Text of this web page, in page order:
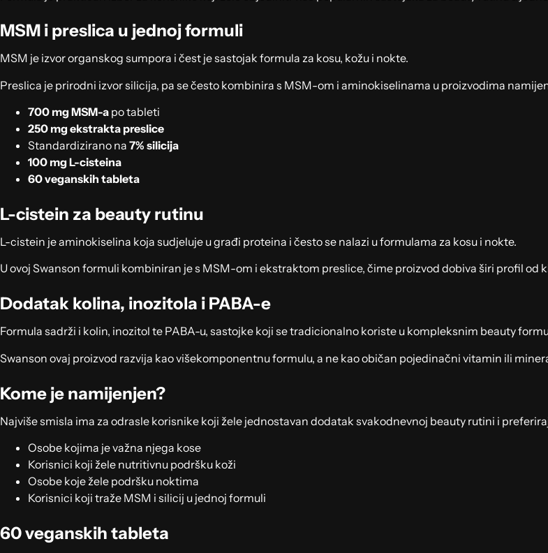
MSM i preslica u jednoj formuli
MSM je izvor organskog sumpora i čest je sastojak formula za kosu, kožu i nokte.
Preslica je prirodni izvor silicija, pa se često kombinira s MSM-om i aminokiselinama u proizvodima
700 mg MSM-a po tableti
250 mg ekstrakta preslice
Standardizirano na 7% silicija
100 mg L-cisteina
60 veganskih tableta
L-cistein za beauty rutinu
L-cistein je aminokiselina koja sudjeluje u građi proteina i često se nalazi u formulama za kosu i nokte.
U ovoj Swanson formuli kombiniran je s MSM-om i ekstraktom preslice, čime proizvod dobiva širi profil od
Dodatak kolina, inozitola i PABA-e
Formula sadrži i kolin, inozitol te PABA-u, sastojke koji se tradicionalno koriste u kompleksnim beauty
Swanson ovaj proizvod razvija kao višekomponentnu formulu, a ne kao običan pojedinačni vitamin ili
Kome je namijenjen?
Najviše smisla ima za odrasle korisnike koji žele jednostavan dodatak svakodnevnoj beauty rutini i
Osobe kojima je važna njega kose
Korisnici koji žele nutritivnu podršku koži
Osobe koje žele podršku noktima
Korisnici koji traže MSM i silicij u jednoj formuli
60 veganskih tableta